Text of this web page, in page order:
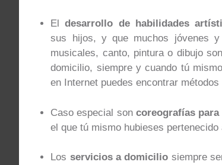
Eldesarrollo de habilidades
sus hijos, y que muchos jóvenes y
musicales, canto, pintura o dibujo
domicilio, siempre y cuando tú
en Internet puedes encontrar
Caso especial son coreografías
el que tú mismo hubieses
Los servicios a domicilio siempre